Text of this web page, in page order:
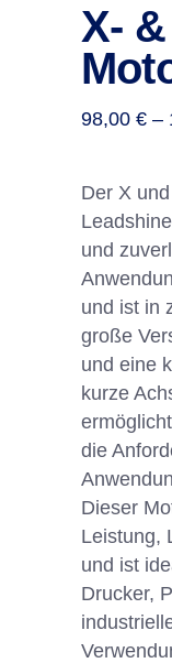
X-
98,00 € –
Der X
und
und ist in
große
und eine
kurze
die
Dieser
Leistung,
und ist
Drucker,